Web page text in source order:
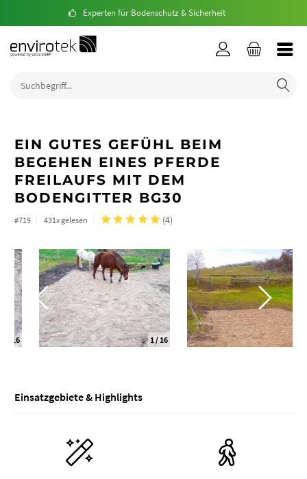
Experten für Bodenschutz & Sicherheit
EIN GUTES GEFÜHL BEIM
BEGEHEN EINES PFERDE
FREILAUFS MIT DEM
BODENGITTER BG30
#719 431x gelesen (4)
1/ 16 2/ 16
Einsatzgebiete & Highlights